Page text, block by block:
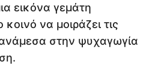
εικόνα γεμάτη
κοινό να μοιράζει τις
ανάμεσα στην ψυχαγωγία